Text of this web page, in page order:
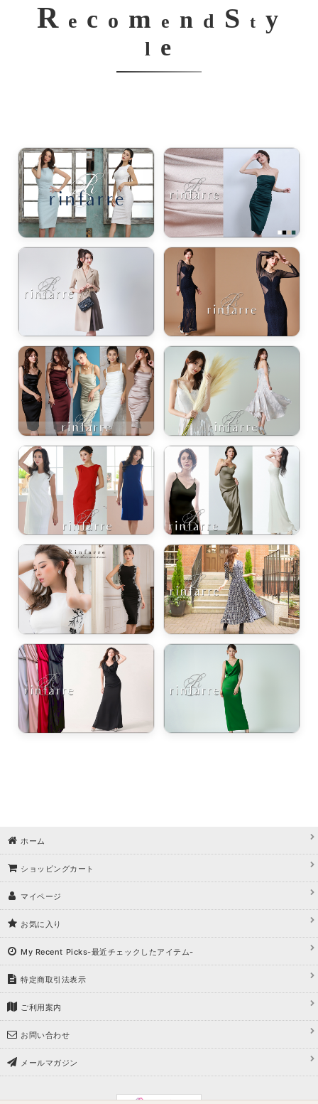
R e c o m e n d S t y
l e
ホーム
ショッピングカート
マイページ
お気に入り
My Recent Picks-最近チェックしたアイテム-
特定商取引法表示
ご利用案内
お問い合わせ
メールマガジン